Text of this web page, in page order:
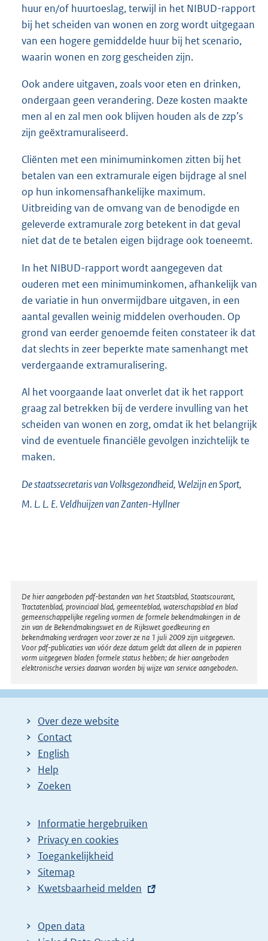
huur en/of huurtoeslag, terwijl in het NIBUD-rapport
bij het scheiden van wonen en zorg wordt uitgegaan
van een hogere gemiddelde huur bij het scenario,
waarin wonen en zorg gescheiden zijn.
Ook andere uitgaven, zoals voor eten en drinken,
ondergaan geen verandering. Deze kosten maakte
men al en zal men ook blijven houden als de zzp’s
zijn geëxtramuraliseerd.
Cliënten met een minimuminkomen zitten bij het
betalen van een extramurale eigen bijdrage al snel
op hun inkomensafhankelijke maximum.
Uitbreiding van de omvang van de benodigde en
geleverde extramurale zorg betekent in dat geval
niet dat de te betalen eigen bijdrage ook toeneemt.
In het NIBUD-rapport wordt aangegeven dat
ouderen met een minimuminkomen, afhankelijk van
de variatie in hun onvermijdbare uitgaven, in een
aantal gevallen weinig middelen overhouden. Op
grond van eerder genoemde feiten constateer ik dat
dat slechts in zeer beperkte mate samenhangt met
verdergaande extramuralisering.
Al het voorgaande laat onverlet dat ik het rapport
graag zal betrekken bij de verdere invulling van het
scheiden van wonen en zorg, omdat ik het belangrijk
vind de eventuele financiële gevolgen inzichtelijk te
maken.
De staatssecretaris van Volksgezondheid, Welzijn en Sport,
M. L. L. E.Veldhuijzen van Zanten-Hyllner
Disclaimer
De hier aangeboden pdf-bestanden van het Staatsblad, Staatscourant,
Tractatenblad, provinciaal blad, gemeenteblad, waterschapsblad en blad
gemeenschappelijke regeling vormen de formele bekendmakingen in de
zin van de Bekendmakingswet en de Rijkswet goedkeuring en
bekendmaking verdragen voor zover ze na 1 juli 2009 zijn uitgegeven.
Voor pdf-publicaties van vóór deze datum geldt dat alleen de in papieren
vorm uitgegeven bladen formele status hebben; de hier aangeboden
elektronische versies daarvan worden bij wijze van service aangeboden.
Over deze website
Contact
English
Help
Zoeken
Informatie hergebruiken
Privacy en cookies
Toegankelijkheid
Sitemap
E
t
e
Kwetsbaarheid melden
Open data